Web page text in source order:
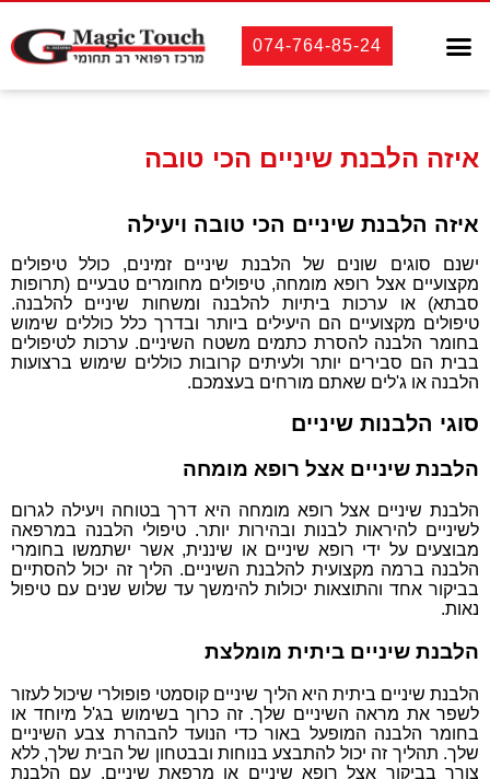
074-764-85-24
איזה הלבנת שיניים הכי טובה
איזה הלבנת שיניים הכי טובה ויעילה
ישנם סוגים שונים של הלבנת שיניים זמינים, כולל טיפולים
מקצועיים אצל רופא מומחה, טיפולים מחומרים טבעיים (תרופות
סבתא) או ערכות ביתיות להלבנה ומשחות שיניים להלבנה.
טיפולים מקצועיים הם היעילים ביותר ובדרך כלל כוללים שימוש
בחומר הלבנה להסרת כתמים משטח השיניים. ערכות לטיפולים
בבית הם סבירים יותר ולעיתים קרובות כוללים שימוש ברצועות
הלבנה או ג'לים שאתם מורחים בעצמכם.
סוגי הלבנות שיניים
הלבנת שיניים אצל רופא מומחה
הלבנת שיניים אצל רופא מומחה היא דרך בטוחה ויעילה לגרום
לשיניים להיראות לבנות ובהירות יותר. טיפולי הלבנה במרפאה
מבוצעים על ידי רופא שיניים או שיננית, אשר ישתמשו בחומרי
הלבנה ברמה מקצועית להלבנת השיניים. הליך זה יכול להסתיים
בביקור אחד והתוצאות יכולות להימשך עד שלוש שנים עם טיפול
נאות.
הלבנת שיניים ביתית מומלצת
הלבנת שיניים ביתית היא הליך שיניים קוסמטי פופולרי שיכול לעזור
לשפר את מראה השיניים שלך. זה כרוך בשימוש בג'ל מיוחד או
בחומר הלבנה המופעל באור כדי הנועד להבהרת צבע השיניים
שלך. תהליך זה יכול להתבצע בנוחות ובבטחון של הבית שלך, ללא
צורך בביקור אצל רופא שיניים או מרפאת שיניים. עם הלבנת